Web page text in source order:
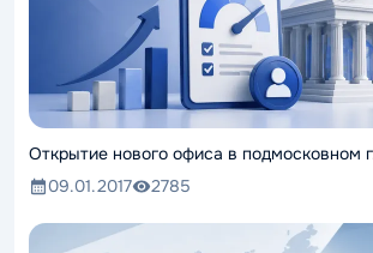
Открытие нового офиса в подмосковном
09.01.2017
2785